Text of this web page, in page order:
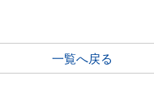
一覧へ戻る